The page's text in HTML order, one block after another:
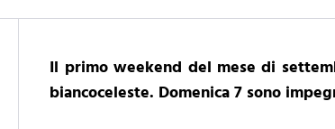
Il primo weekend del mese di
biancoceleste. Domenica 7 sono